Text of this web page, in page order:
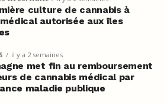
culture de cannabis à
autorisée aux îles
il y a 2 semaines
met fin au remboursement
de cannabis médical par
maladie publique